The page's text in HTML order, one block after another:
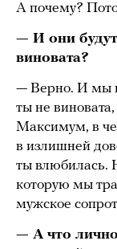
А почему?
— И они
виновата?
— Верно. И мы
ты не
Максимум, в
в излишней
ты влюбилась.
которую мы
мужское
— А что лично